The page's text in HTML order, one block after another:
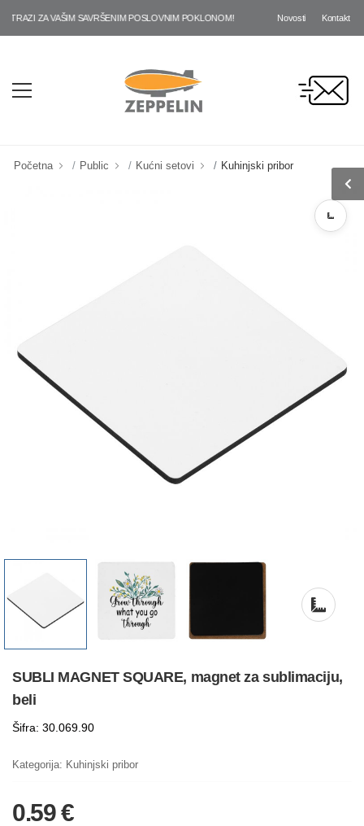
ZA VAŠIM SAVRŠENIM POSLOVNIM POKLONOM! Novosti Kontakt
Početna Public Kućni setovi Kuhinjski pribor
SUBLI MAGNET SQUARE, magnet za sublimaciju,
beli
Šifra: 30.069.90
Kategorija: Kuhinjski pribor
0.59 €